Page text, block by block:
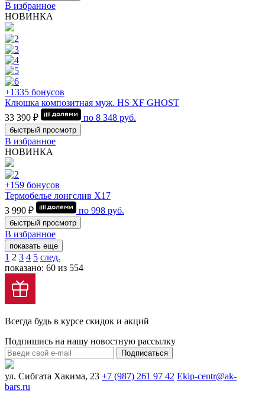
В избранное
НОВИНКА
+1335 бонусов
Клюшка композитная муж. HS XF GHOST
33 390 ₽
по 8 348 руб.
быстрый просмотр
В избранное
НОВИНКА
+159 бонусов
Термобелье лонгслив Х17
3 990 ₽
по 998 руб.
быстрый просмотр
В избранное
показать еще
1 2 3 4 5 след.
показано: 60 из 554
Всегда будь в курсе скидок и акций
Подпишись на нашу новостную рассылку
Подписаться
ул. Сибгата Хакима, 23 +7 (987) 261 97 42 Ekip-centr@ak-
bars.ru